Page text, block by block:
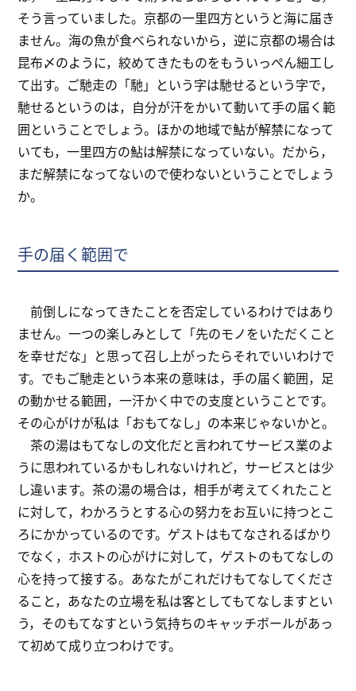
そう言っていました。京都の一里四方というと海に届き
ません。海の魚が食べられないから，逆に京都の場合は
昆布〆のように，絞めてきたものをもういっぺん細工し
て出す。ご馳走の「馳」という字は馳せるという字で，
馳せるというのは，自分が汗をかいて動いて手の届く範
囲ということでしょう。ほかの地域で鮎が解禁になって
いても，一里四方の鮎は解禁になっていない。だから，
まだ解禁になってないので使わないということでしょう
か。
手の届く範囲で
前倒しになってきたことを否定しているわけではあり
ません。一つの楽しみとして「先のモノをいただくこと
を幸せだな」と思って召し上がったらそれでいいわけで
す。でもご馳走という本来の意味は，手の届く範囲，足
の動かせる範囲，一汗かく中での支度ということです。
その心がけが私は「おもてなし」の本来じゃないかと。
茶の湯はもてなしの文化だと言われてサービス業のよ
うに思われているかもしれないけれど，サービスとは少
し違います。茶の湯の場合は，相手が考えてくれたこと
に対して，わかろうとする心の努力をお互いに持つとこ
ろにかかっているのです。ゲストはもてなされるばかり
でなく，ホストの心がけに対して，ゲストのもてなしの
心を持って接する。あなたがこれだけもてなしてくださ
ること，あなたの立場を私は客としてもてなしますとい
う，そのもてなすという気持ちのキャッチボールがあっ
て初めて成り立つわけです。